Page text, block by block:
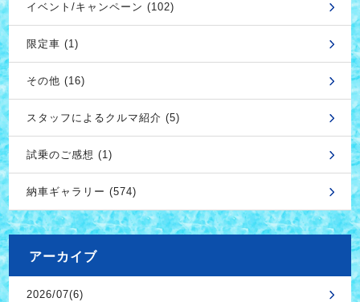
イベント/キャンペーン (102)
限定車 (1)
その他 (16)
スタッフによるクルマ紹介 (5)
試乗のご感想 (1)
納車ギャラリー (574)
アーカイブ
2026/07(6)